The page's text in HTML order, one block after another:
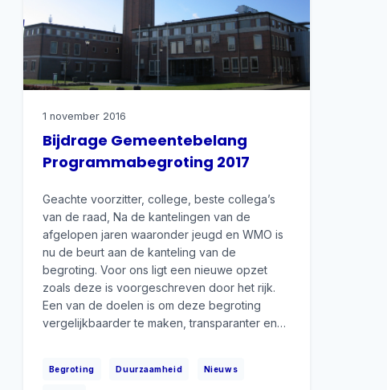
Begroting Duurzaamheid Nieuws
Bijdrage Gemeentebelang
Programmabegroting 2017
1 november 2016
Geachte voorzitter, college, beste collega’s
van de raad, Na de kantelingen van de
afgelopen jaren waaronder jeugd en WMO is
nu de beurt aan de kanteling van de
begroting. Voor ons ligt een nieuwe opzet
zoals deze is voorgeschreven door het rijk.
Een van de doelen is om deze begroting
vergelijkbaarder te maken, transparanter en…